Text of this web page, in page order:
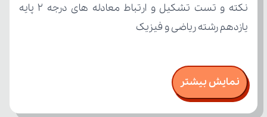
یازدهم رشته ریاضی و فیزیک
نمایش بیشتر